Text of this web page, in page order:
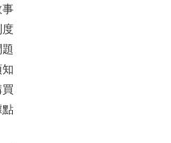
事
度
點